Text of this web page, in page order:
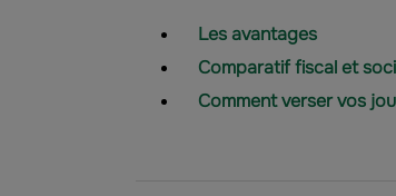
Les avantages
Comparatif fiscal et
Comment verser vos